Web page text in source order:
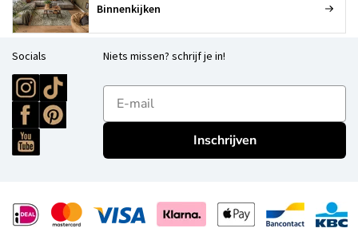
Binnenkijken
Socials Niets missen? schrijf je in!
E-mailadres
Inschrijven